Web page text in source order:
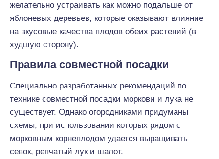
желательно устраивать как можно подальше от
яблоневых деревьев, которые оказывают влияние
на вкусовые качества плодов обеих растений (в
худшую сторону).
Правила совместной посадки
Специально разработанных рекомендаций по
технике совместной посадки моркови и лука не
существует. Однако огородниками придуманы
схемы, при использовании которых рядом с
морковным корнеплодом удается выращивать
севок, репчатый лук и шалот.